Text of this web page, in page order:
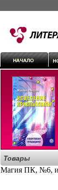
Товары
Магия ПК, №6,